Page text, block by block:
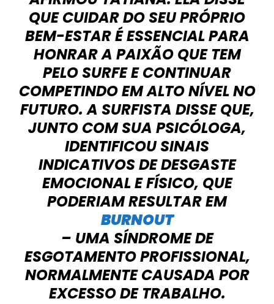
QUE CUIDAR DO SEU PRÓPRIO
BEM-ESTAR É ESSENCIAL PARA
HONRAR A PAIXÃO QUE TEM
PELO SURFE E CONTINUAR
COMPETINDO EM ALTO NÍVEL NO
FUTURO. A SURFISTA DISSE QUE,
JUNTO COM SUA PSICÓLOGA,
IDENTIFICOU SINAIS
INDICATIVOS DE DESGASTE
EMOCIONAL E FÍSICO, QUE
PODERIAM RESULTAR EM
BURNOUT
– UMA SÍNDROME DE
ESGOTAMENTO PROFISSIONAL,
NORMALMENTE CAUSADA POR
EXCESSO DE TRABALHO.